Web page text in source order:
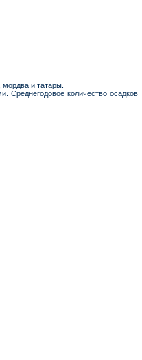
и татары.
Среднегодовое количество осадков